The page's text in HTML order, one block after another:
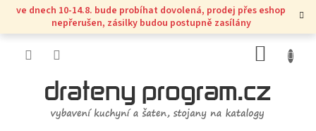
Přejít
obsah
ve dnech 10-14.8. bude probíhat dovolená, prodej přes eshop
nepřerušen, zásilky budou postupně zasílány
KOŠÍK